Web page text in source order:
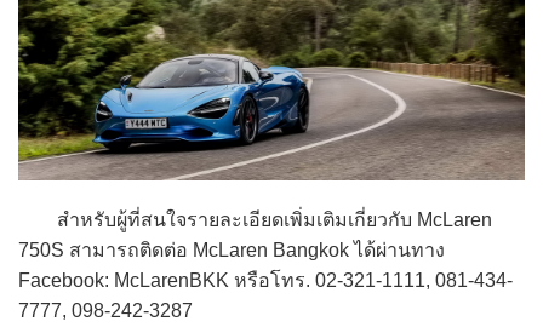
สำหรับผู้ที่สนใจรายละเอียดเพิ่มเติมเกี่ยวกับ McLaren
750S สามารถติดต่อ McLaren Bangkok ได้ผ่านทาง
Facebook: McLarenBKK หรือโทร. 02-321-1111, 081-434-
7777, 098-242-3287